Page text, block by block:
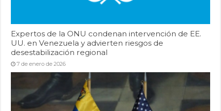
Expertos de la ONU condenan intervención de EE.
UU. en Venezuela y advierten riesgos de
desestabilización regional
7 de enero de 2026